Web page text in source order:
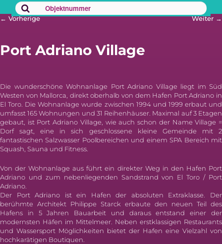
Beitrags-
← Vorherige Weiter →
Port Adriano Village
Die wunderschöne Wohnanlage Port Adriano Village liegt im Süd
Westen von Mallorca, direkt oberhalb von dem Hafen Port Adriano in
El Toro. Die Wohnanlage wurde zwischen 1994 und 1999 erbaut und
umfasst 165 Wohnungen und 31 Reihenhäuser. Maximal auf 3 Etagen
gebaut, ist Port Adriano Village, wie auch schon der Name Village =
Dorf sagt, eine in sich geschlossene kleine Gemeinde mit 2
fantastischen Salzwasser Poolbereichen und einem SPA Bereich mit
Squash, Sauna und Fitness.
Von der Wohnanlage aus führt ein direkter Weg in den Hafen Port
Adriano und zum nebenliegenden Sandstrand von El Toro / Port
Adriano.
Der Port Adriano ist ein Hafen der absoluten Extraklasse. Der
berühmte Architekt Philippe Starck erbaute den neuen Teil des
Hafens in 5 Jahren Bauarbeit und daraus entstand einer der
modernsten Häfen im Mittelmeer. Neben erstklassigen Restaurants
und Wassersport Möglichkeiten bietet der Hafen eine Vielzahl von
hochkarätigen Boutiquen.